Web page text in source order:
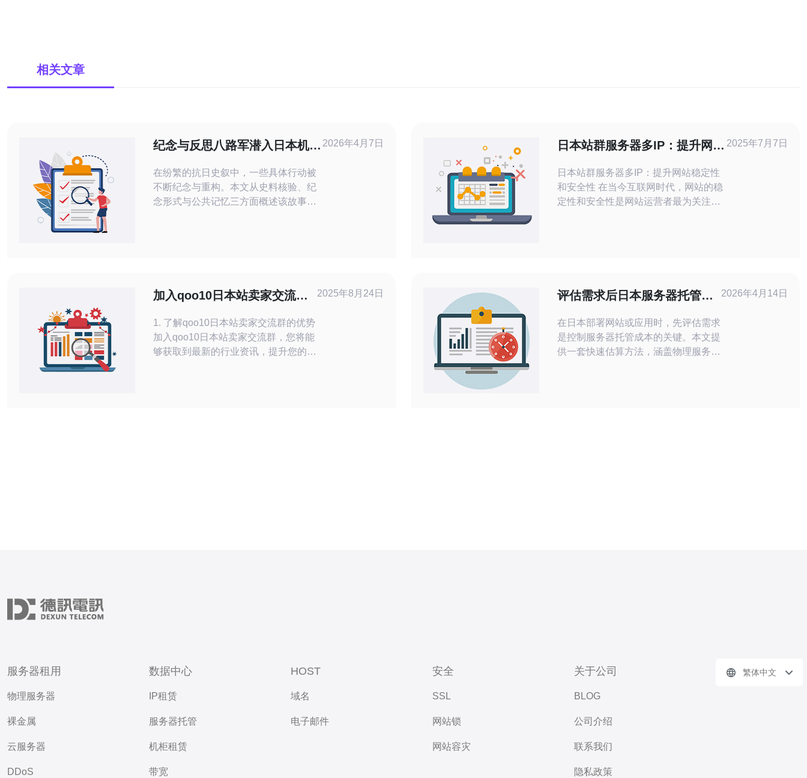
相关文章
纪念与反思八路军潜入日本机房
在纷繁的抗日史叙中，一些具体行动被
不断纪念与重构。本文从史料核验、纪
念形式与公共记忆三方面概述该故事如
能力与个人牺牲的肯定。史料显示，行
动中既有情报收集、暗中拆除设施的技
2026年4月7日
日本站群服务器多IP：提升网站
日本站群服务器多IP：提升网站稳定性
和安全性 在当今互联网时代，网站的稳
定性和安全性是网站运营者最为关注的
同的网站或应用程序使用。通过使用多
个IP地
2025年7月7日
加入qoo10日本站卖家交流群
1. 了解qoo10日本站卖家交流群的优势
加入qoo10日本站卖家交流群，您将能
够获取到最新的行业资讯，提升您的销
2025年8月24日
评估需求后日本服务器托管费
在日本部署网站或应用时，先评估需求
是控制服务器托管成本的关键。本文提
供一套快速估算方法，涵盖物理服务
2026年4月14日
服务器租用
物理服务器
裸金属
云服务器
DDoS
数据中心
IP租赁
服务器托管
机柜租赁
带宽
HOST
域名
电子邮件
安全
SSL
网站锁
网站容灾
关于公司
BLOG
公司介绍
联系我们
隐私政策
繁体中文